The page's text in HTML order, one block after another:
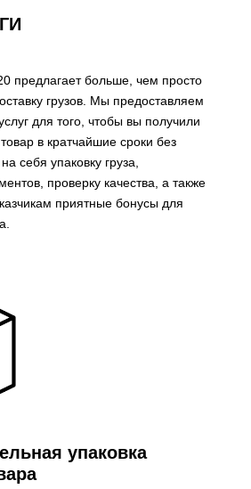
предлагает больше, чем просто
грузов. Мы предоставляем
для того, чтобы вы получили
в кратчайшие сроки без
себя упаковку груза,
проверку качества, а также
приятные бонусы для
упаковка